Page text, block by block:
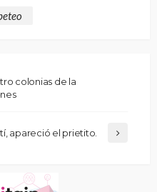
colonias de la
apareció el prietito.